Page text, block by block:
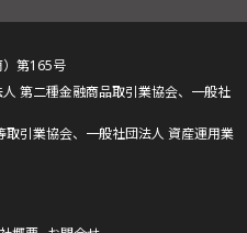
第165号
第二種金融商品取引業協会、一般社
取引業協会、一般社団法人 資産運用業